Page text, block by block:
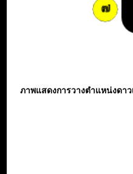
ภาพแสดงการวางตำแหน่งดา